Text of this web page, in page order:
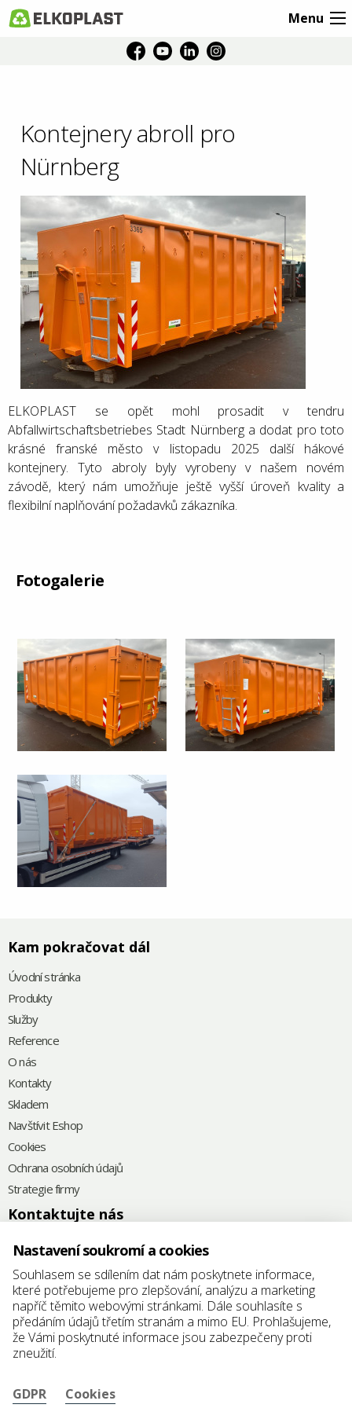
Menu
Kontejnery abroll pro
Nürnberg
ELKOPLAST se opět mohl prosadit v tendru
Abfallwirtschaftsbetriebes Stadt Nürnberg a dodat pro toto
krásné franské město v listopadu 2025 další hákové
kontejnery. Tyto abroly byly vyrobeny v našem novém
závodě, který nám umožňuje ještě vyšší úroveň kvality a
flexibilní naplňování požadavků zákazníka.
Fotogalerie
Kam pokračovat dál
Úvodní stránka
Produkty
Služby
Reference
O nás
Kontakty
Skladem
Navštívit Eshop
Cookies
Ochrana osobních údajů
Strategie firmy
Kontaktujte nás
+420 575 571 000
@
elkoplast@elkoplast.cz
Štefánikova 2664
760 01 Zlín
IČ: 25347942
DIČ: CZ25347942
Nastavení soukromí a cookies
Souhlasem se sdílením dat nám poskytnete informace,
které potřebujeme pro zlepšování, analýzu a marketing
napříč těmito webovými stránkami. Dále souhlasíte s
předáním údajů třetím stranám a mimo EU. Prohlašujeme,
že Vámi poskytnuté informace jsou zabezpečeny proti
zneužití.
GDPR Cookies